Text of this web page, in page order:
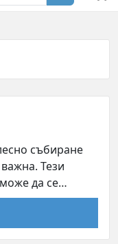
събиране
Тези
да се…